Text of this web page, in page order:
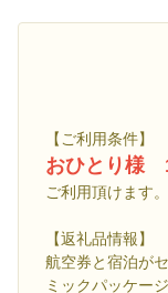
【ご利用条件】
おひとり様
ご利用頂けます。
【返礼品情報】
航空券と宿泊が
ミックパッケー